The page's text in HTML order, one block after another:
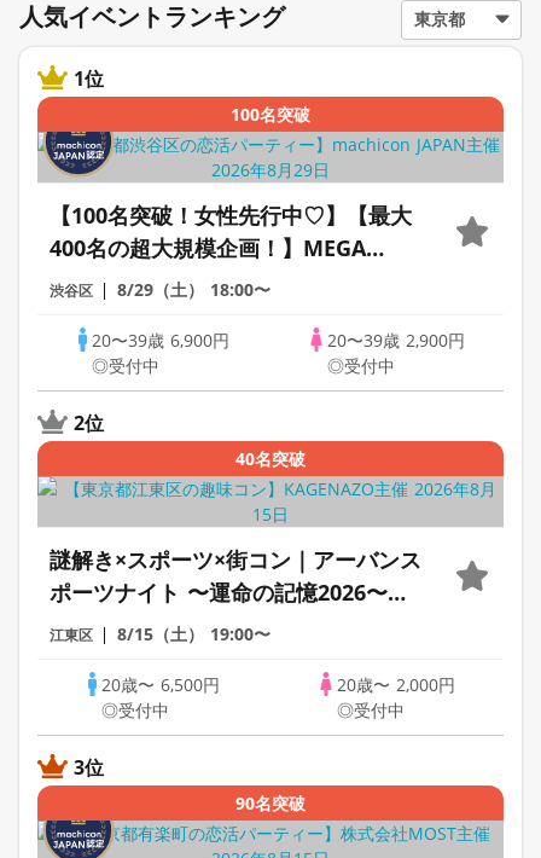
人気イベントランキング
1位
100名突破
【100名突破！女性先行中♡】【最大
400名の超大規模企画！】MEGA
LOVE FES～恋が動き出す出会いの祭
渋谷区 8/29（土） 18:00〜
20〜39歳6,900円
◎受付中
20〜39歳 2,900円
◎受付中
2位
40名突破
謎解き×スポーツ×街コン｜アーバンス
ポーツナイト 〜運命の記憶2026〜
【大規模】
江東区 8/15（土） 19:00〜
20歳〜6,500円
◎受付中
20歳〜 2,000円
◎受付中
3位
90名突破